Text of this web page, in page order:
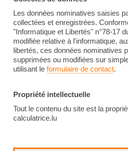
Les données nominatives saisies
collectées et enregistrées.
"Informatique et Libertés" n°78-17
modifiée relative à l'informatique,
libertés, ces données nominatives
supprimées ou modifiées sur
utilisant le formulaire de contact.
Propriété intellectuelle
Tout le contenu du site est la
calculatrice.lu